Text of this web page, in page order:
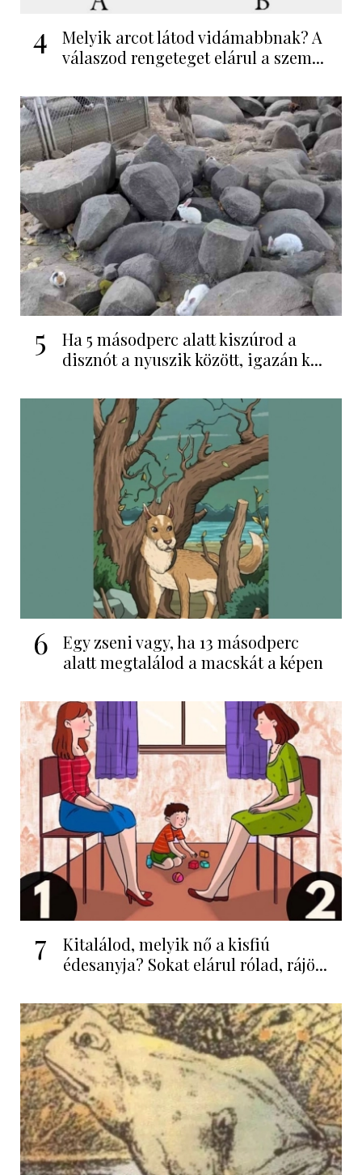
4
Melyik arcot látod vidámabbnak? A
válaszod rengeteget elárul a szem...
5
Ha 5 másodperc alatt kiszúrod a
disznót a nyuszik között, igazán k...
6
Egy zseni vagy, ha 13 másodperc
alatt megtalálod a macskát a képen
7
Kitalálod, melyik nő a kisfiú
édesanyja? Sokat elárul rólad, rájö...